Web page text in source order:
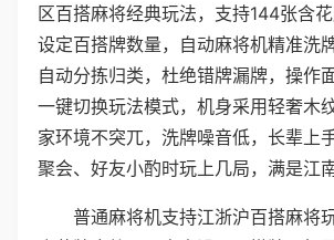
区百搭麻将经典玩法，支持144张含
设定百搭牌数量，自动麻将机精准洗
自动分拣归类，杜绝错牌漏牌，操作
一键切换玩法模式，机身采用轻奢木
家环境不突兀，洗牌噪音低，长辈上
聚会、好友小酌时玩上几局，满是江
普通麻将机支持江浙沪百搭麻将